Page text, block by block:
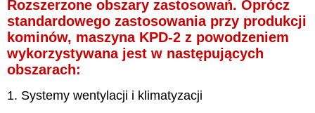
Rozszerzone obszary zastosowań. Oprócz
standardowego zastosowania przy produkcji
kominów, maszyna KPD-2 z powodzeniem
wykorzystywana jest w następujących
obszarach:
1. Systemy wentylacji i klimatyzacji